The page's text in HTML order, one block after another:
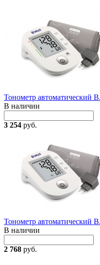
Тонометр автоматический
В наличии
3 254 руб.
Тонометр автоматический
В наличии
2 768 руб.